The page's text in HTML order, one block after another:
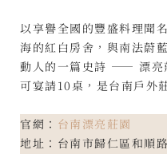
以享譽全國的豐盛料理聞
海的紅白房舍，與南法蔚
動人的一篇史詩 —— 漂亮
可宴請10桌，是台南戶外
官網： 台南漂亮莊園
地址：台南市歸仁區和順